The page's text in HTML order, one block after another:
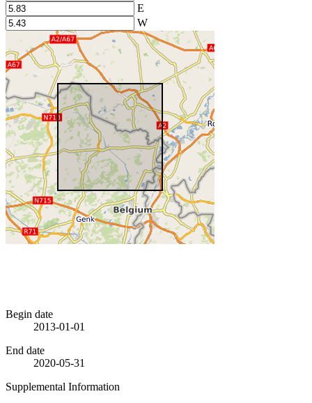
E
W
Begin date
2013-01-01
End date
2020-05-31
Supplemental Information